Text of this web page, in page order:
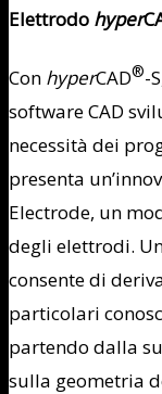
Elettrodo hyper
Con hyperCAD®-
software CAD
necessità dei
presenta
Electrode, un
degli elettrodi.
consente di
particolari
partendo dalla
sulla geometria